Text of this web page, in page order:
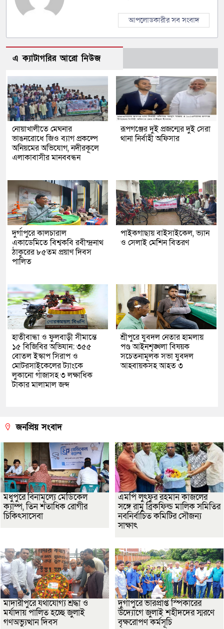
আপলোডকারীর সব সংবাদ
এ ক্যাটাগরির আরো নিউজ
নোয়াখালীতে মেঘনার
ভাঙনরোধে জিও ব্যাগ প্রকল্পে
অনিয়মের অভিযোগ, নদীরকূলে
এলাকাবাসীর মানববন্ধন
রূপগঞ্জের দুই প্রজন্মের দুই সেরা
থানা নির্বাহী অফিসার
দুর্গাপুরে কালচারাল
একাডেমিতে বিশ্বকবি রবীন্দ্রনাথ
ঠাকুরের ৮৫তম প্রয়াণ দিবস
পালিত
পাইকগাছায় বাইসাইকেল, ভ্যান
ও সেলাই মেশিন বিতরণ
হাতীবান্ধা ও ফুলবাড়ী সীমান্তে
১৫ বিজিবির অভিযান: ৩৫৫
বোতল ইস্কাপ সিরাপ ও
মোটরসাইকেলের ট্যাংকে
লুকানো গাঁজাসহ ৩ লক্ষাধিক
টাকার মালামাল জব্দ
শ্রীপুরে যুবদল নেতার হামলায়
পণ্ড আইনশৃঙ্খলা বিষয়ক
সচেতনামূলক সভা যুবদল
আহবায়কসহ আহত ৩
জনপ্রিয় সংবাদ
মধুপুরে বিনামূল্যে মেডিকেল
ক্যাম্প, তিন শতাধিক রোগীর
চিকিৎসাসেবা
এমপি লুৎফুর রহমান কাজলের
সঙ্গে রামু ব্রিকফিল্ড মালিক সমিতির
নবনির্বাচিত কমিটির সৌজন্য
সাক্ষাৎ
মাদারীপুরে যথাযোগ্য শ্রদ্ধা ও
মর্যাদায় পালিত হচ্ছে জুলাই
গণঅভ্যুত্থান দিবস
দুর্গাপুরে ভারপ্রাপ্ত স্পিকারের
উদ্যোগে জুলাই শহীদদের স্মরণে
বৃক্ষরোপণ কর্মসূচি